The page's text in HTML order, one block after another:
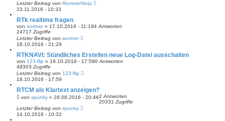
Letzter Beitrag von RemoteNinja
23.11.2016 - 10:33
RTk realtime fragen
von aortner» 17.10.2016 - 11:194 Antworten
24717 Zugriffe
Letzter Beitrag von aortner
18.10.2016 - 21:29
RTKNAVI: Stündliches Erstellen neue Log-Datei ausschalten
von 123-flip » 18.10.2016 - 17:590 Antworten
48303 Zugriffe
Letzter Beitrag von 123-flip
18.10.2016 - 17:59
RTCM als Klartext anzeigen?
von spunky » 28.08.2016 - 20:462 Antworten
20331 Zugriffe
Letzter Beitrag von spunky
14.10.2016 - 10:32